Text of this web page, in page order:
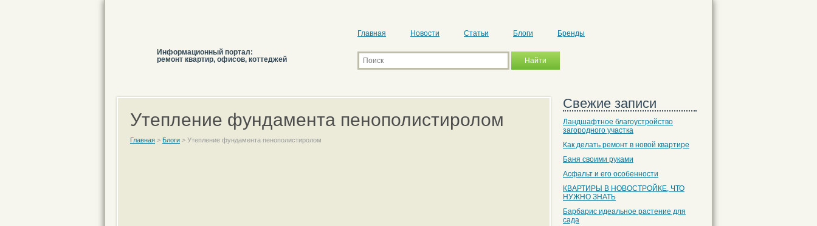
Информационный портал:
ремонт квартир, офисов, коттеджей
Главная Новости Статьи Блоги Бренды
Утепление фундамента пенополистиролом
Главная > Блоги > Утепление фундамента пенополистиролом
Свежие записи
Ландшафтное благоустройство
загородного участка
Как делать ремонт в новой квартире
Баня своими руками
Асфальт и его особенности
КВАРТИРЫ В НОВОСТРОЙКЕ, ЧТО
НУЖНО ЗНАТЬ
Барбарис идеальное растение для
сада